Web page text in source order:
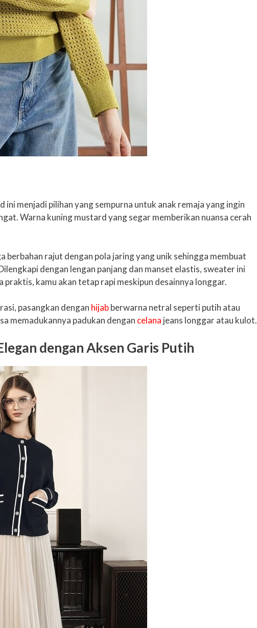
menjadi pilihan yang sempurna untuk anak remaja yang ingin
Warna kuning mustard yang segar memberikan nuansa cerah
berbahan rajut dengan pola jaring yang unik sehingga membuat
dengan lengan panjang dan manset elastis, sweater ini
kamu akan tetap rapi meskipun desainnya longgar.
pasangkan dengan hijabberwarna netral seperti putih atau
memadukannya padukan dengan celana jeans longgar atau kulot.
dengan Aksen Garis Putih